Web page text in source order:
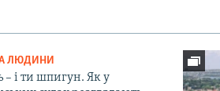
ЛЮДИНИ
– і ти шпигун. Як у